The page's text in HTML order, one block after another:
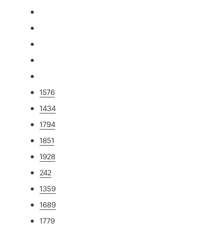
1576
1434
1794
1851
1928
242
1359
1689
1779